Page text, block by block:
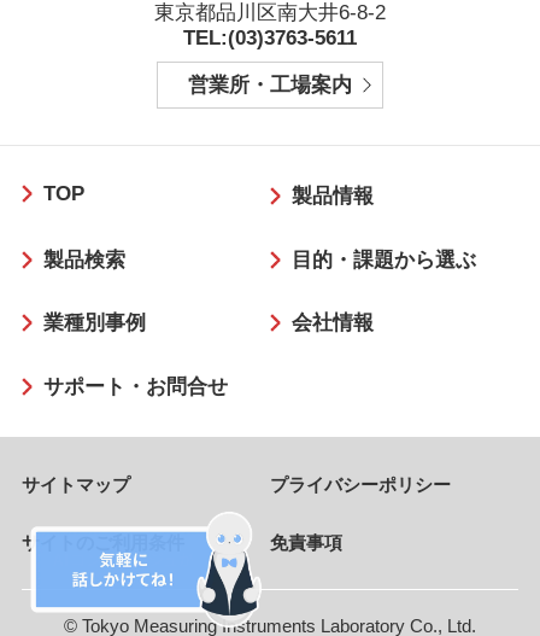
東京都品川区南大井6-8-2
TEL:(03)3763-5611
営業所・工場案内
ッ
ー
TOP 製品情報
製品検索 目的・課題から選ぶ
業種別事例 会社情報
サポート・お問合せ
サイトマップ プライバシーポリシー
サイトのご利用条件 免責事項
© Tokyo Measuring Instruments Laboratory Co., Ltd.